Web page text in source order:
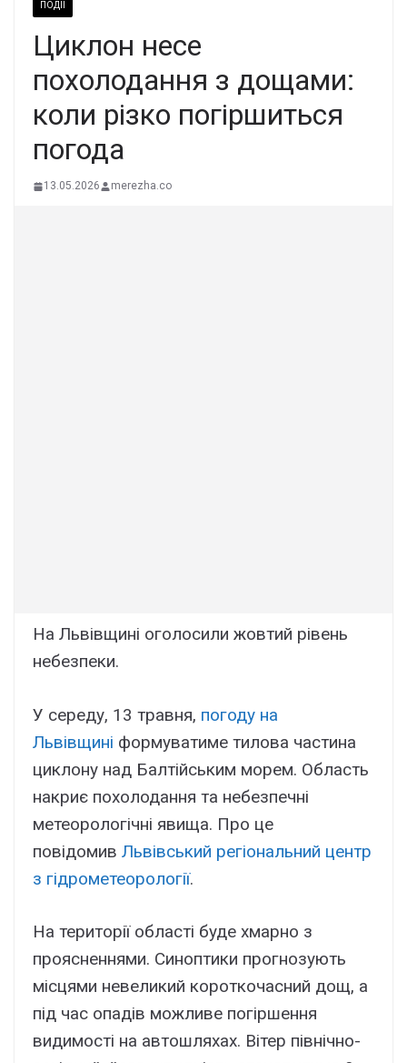
ПОДІЇ
Циклон несе
похолодання з дощами:
коли різко погіршиться
погода
13.05.2026 merezha.co
На Львівщині оголосили жовтий рівень
небезпеки.
У середу, 13 травня, погоду на
Львівщині формуватиме тилова частина
циклону над Балтійським морем. Область
накриє похолодання та небезпечні
метеорологічні явища. Про це
повідомив Львівський регіональний центр
з гідрометеорології.
На території області буде хмарно з
проясненнями. Синоптики прогнозують
місцями невеликий короткочасний дощ, а
під час опадів можливе погіршення
видимості на автошляхах. Вітер північно-